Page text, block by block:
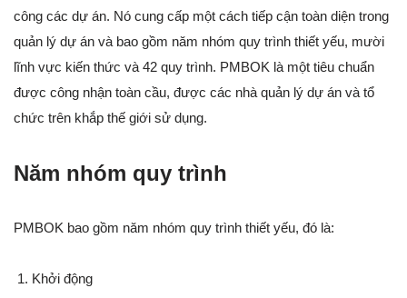
công các dự án. Nó cung cấp một cách tiếp cận toàn diện trong
quản lý dự án và bao gồm năm nhóm quy trình thiết yếu, mười
lĩnh vực kiến thức và 42 quy trình. PMBOK là một tiêu chuẩn
được công nhận toàn cầu, được các nhà quản lý dự án và tổ
chức trên khắp thế giới sử dụng.
Năm nhóm quy trình
PMBOK bao gồm năm nhóm quy trình thiết yếu, đó là:
Khởi động